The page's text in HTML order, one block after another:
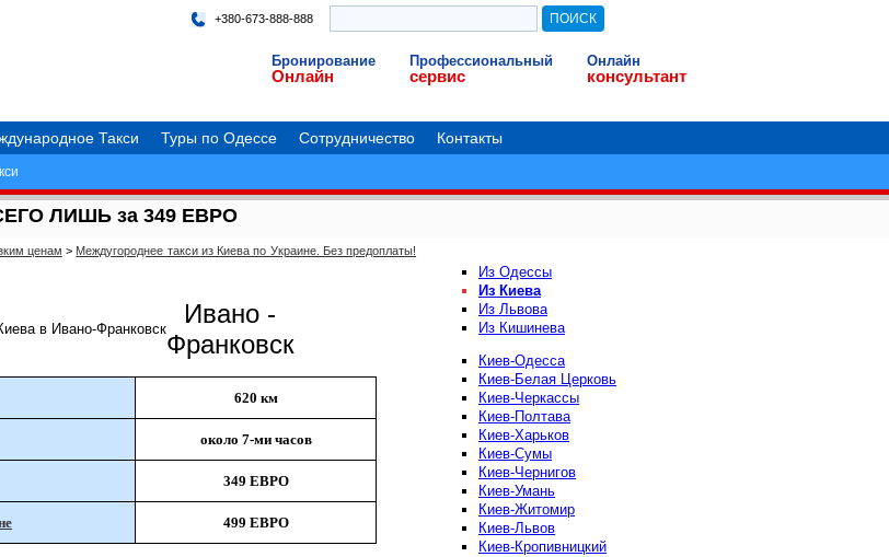
+380-673-888-888
Бронирование
Онлайн
Профессиональный
сервис
Онлайн
консультант
Такси Туры по Одессе Сотрудничество Контакты
ЛИШЬ за 349 ЕВРО
ценам > Междугороднее такси из Киева по Украине. Без предоплаты!
Ивано -
Франковск
620 км
около 7-ми часов
349 ЕВРО
499 ЕВРО
Из Одессы
Из Киева
Из Львова
Из Кишинева
Киев-Одесса
Киев-Белая Церковь
Киев-Черкассы
Киев-Полтава
Киев-Харьков
Киев-Сумы
Киев-Чернигов
Киев-Умань
Киев-Житомир
Киев-Львов
Киев-Кропивницкий